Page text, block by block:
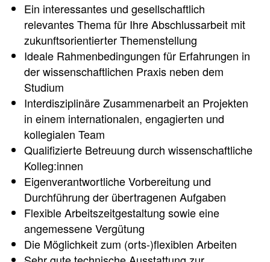
Ein interessantes und gesellschaftlich
relevantes Thema für Ihre Abschlussarbeit mit
zukunftsorientierter Themenstellung
Ideale Rahmenbedingungen für Erfahrungen in
der wissenschaftlichen Praxis neben dem
Studium
Interdisziplinäre Zusammenarbeit an Projekten
in einem internationalen, engagierten und
kollegialen Team
Qualifizierte Betreuung durch wissenschaftliche
Kolleg:innen
Eigenverantwortliche Vorbereitung und
Durchführung der übertragenen Aufgaben
Flexible Arbeitszeitgestaltung sowie eine
angemessene Vergütung
Die Möglichkeit zum (orts-)flexiblen Arbeiten